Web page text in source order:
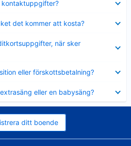
kontaktuppgifter?
det kommer att kosta?
när sker
eller förskottsbetalning?
eller en babysäng?
ditt boende